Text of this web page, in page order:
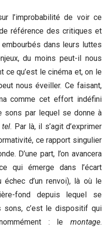
l’improbabilité de voir ce
référence des critiques et
dans leurs luttes
du moins peut-il nous
ce qu’est le cinéma et, on le
nous éveiller. Ce faisant,
comme cet effort indéfini
sons par lequel se donne à
tel. Par là, il s’agit d’exprimer
ce rapport singulier
D’une part, l’on avancera
qui émerge dans l’écart
échec d’un renvoi), là où le
fond depuis lequel se
c’est le dispositif qui
: le montage.